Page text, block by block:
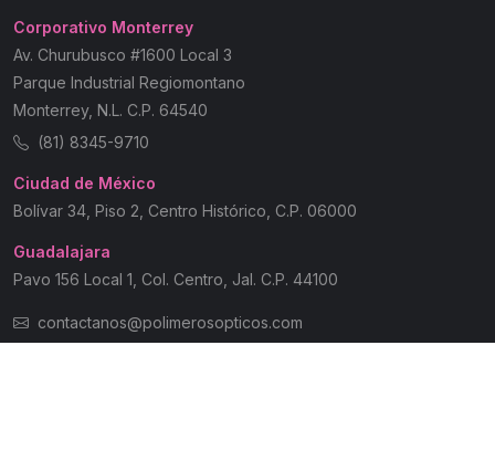
Corporativo Monterrey
Av. Churubusco #1600 Local 3
Parque Industrial Regiomontano
Monterrey, N.L. C.P. 64540
(81) 8345-9710
Ciudad de México
Bolívar 34, Piso 2, Centro Histórico, C.P. 06000
Guadalajara
Pavo 156 Local 1, Col. Centro, Jal. C.P. 44100
contactanos@polimerosopticos.com